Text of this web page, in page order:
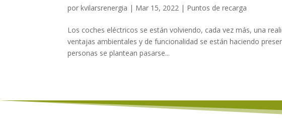
porkvilarsrenergia | Mar 15, 2022 | Puntos de recarga
Los coches eléctricos se están volviendo, cada vez más, una
ventajas ambientales y de funcionalidad se están haciendo
personas se plantean pasarse...